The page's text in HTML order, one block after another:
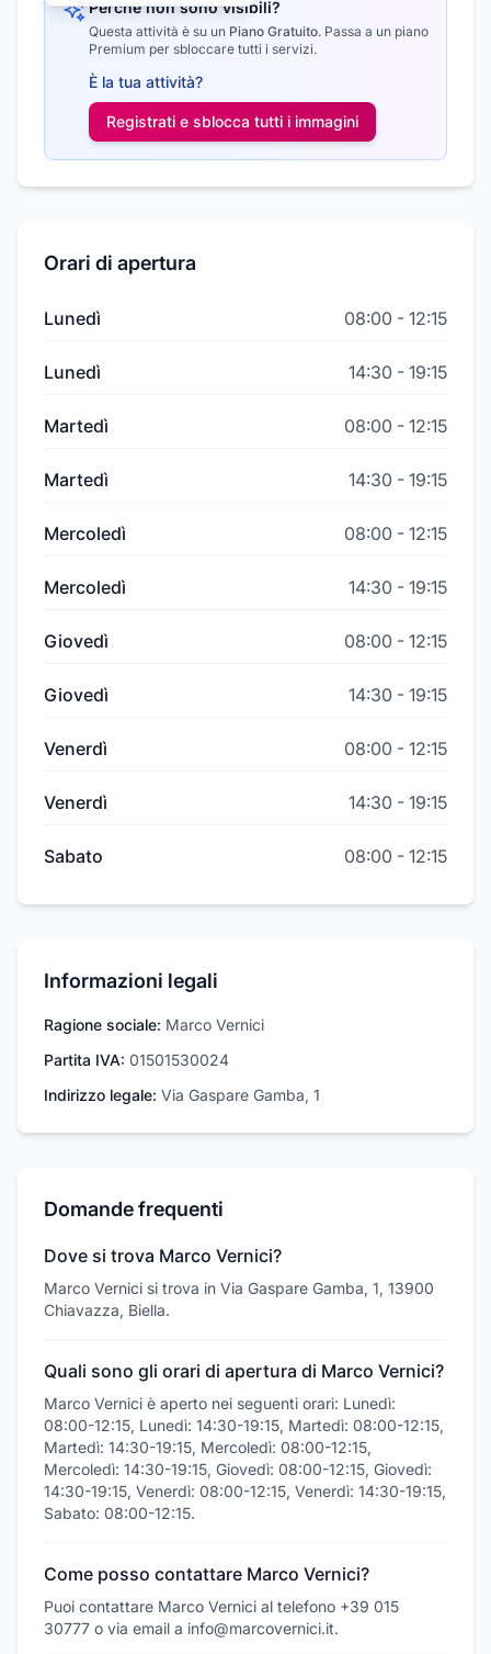
Perché non sono visibili?
Questa attività è su un Piano Gratuito. Passa a un piano
Premium per sbloccare tutti i servizi.
È la tua attività?
Registrati e sblocca tutti i immagini
Orari di apertura
Lunedì 08:00 - 12:15
Lunedì 14:30 - 19:15
Martedì 08:00 - 12:15
Martedì 14:30 - 19:15
Mercoledì 08:00 - 12:15
Mercoledì 14:30 - 19:15
Giovedì 08:00 - 12:15
Giovedì 14:30 - 19:15
Venerdì 08:00 - 12:15
Venerdì 14:30 - 19:15
Sabato 08:00 - 12:15
Informazioni legali
Ragione sociale: Marco Vernici
Partita IVA: 01501530024
Indirizzo legale: Via Gaspare Gamba, 1
Domande frequenti
Dove si trova Marco Vernici?
Marco Vernici si trova in Via Gaspare Gamba, 1, 13900
Chiavazza, Biella.
Quali sono gli orari di apertura di Marco Vernici?
Marco Vernici è aperto nei seguenti orari: Lunedì:
08:00-12:15, Lunedì: 14:30-19:15, Martedì: 08:00-12:15,
Martedì: 14:30-19:15, Mercoledì: 08:00-12:15,
Mercoledì: 14:30-19:15, Giovedì: 08:00-12:15, Giovedì:
14:30-19:15, Venerdì: 08:00-12:15, Venerdì: 14:30-19:15,
Sabato: 08:00-12:15.
Come posso contattare Marco Vernici?
Puoi contattare Marco Vernici al telefono +39 015
30777 o via email a info@marcovernici.it.